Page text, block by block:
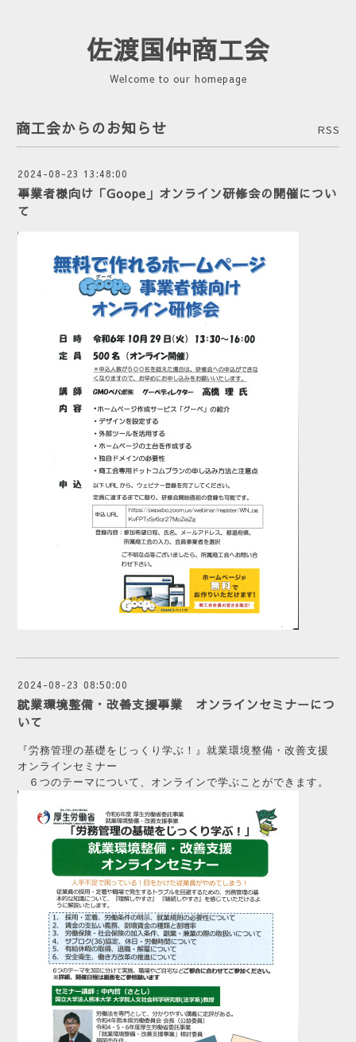
佐渡国仲商工会
Welcome to our homepage
商工会からのお知らせ RSS
2024-08-23 13:48:00
事業者様向け「Goope」オンライン研修会の開催につい
て
2024-08-23 08:50:00
就業環境整備・改善支援事業 オンラインセミナーにつ
いて
『労務管理の基礎をじっくり学ぶ！』 就業環境整備・改善支援
オンラインセミナー
６つのテーマについて、オンラインで学ぶことができます。